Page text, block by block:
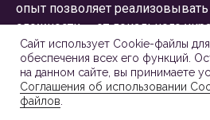
опыт позволяет
сложности — от локального
группы до комплексного
территории.
Клиенты выбирают нас за
Сайт использует Cookie-файлы для
обеспечения всех его функций.
на данном сайте, вы принимаете
Соглашения об использовании
файлов